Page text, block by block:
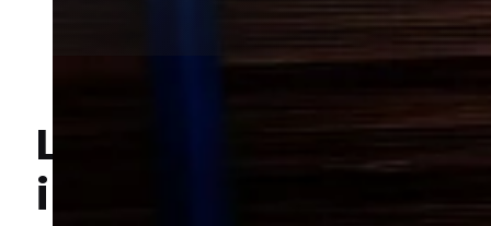
Lokal bekæmpelse
i Nørre Nebel
Hej! Hvordan kan jeg hjælpe dig? Har du nogen spørgsmål?